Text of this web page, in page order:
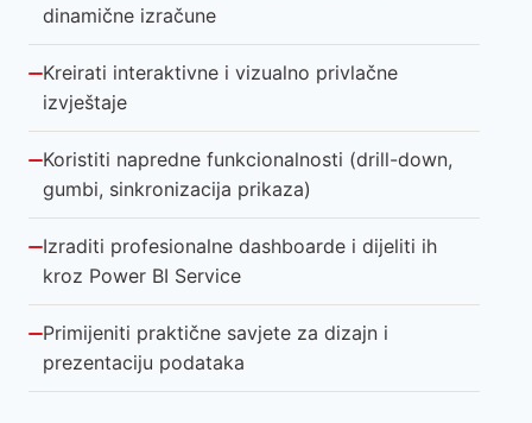
dinamične izračune
Kreirati interaktivne i vizualno privlačne
izvještaje
Koristiti napredne funkcionalnosti (drill-down,
gumbi, sinkronizacija prikaza)
Izraditi profesionalne dashboarde i dijeliti ih
kroz Power BI Service
Primijeniti praktične savjete za dizajn i
prezentaciju podataka